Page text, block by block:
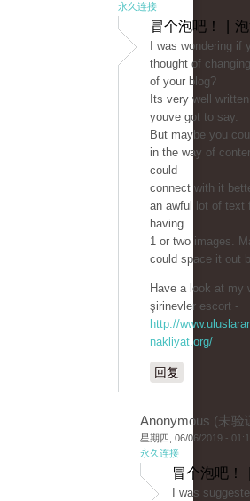
永久连接
冒个泡吧！ |
I was wondering if
thought of
of your blog?
Its very well
youve got to say.
But maybe you
in the way of
could
connect with it
an awful lot of text
having
1 or two images.
could space it out
Have a look at my
şirinevler escort -
http://
nakliyat.org/
回复
Anonymous (未验
星期四, 06/06/2019 -
永久连接
冒个泡吧！
I was